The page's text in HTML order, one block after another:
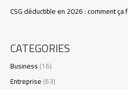
CSG déductible en 2026 : comment ça
CATEGORIES
Business(16)
Entreprise(63)